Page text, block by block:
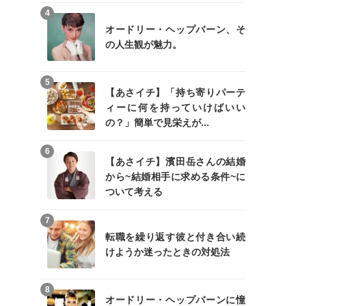
オードリー・ヘップバーン、そ
の人生観が魅力。
4
【あさイチ】「持ち寄りパーテ
ィーに何を持っていけばいい
の？」簡単で見栄えが...
5
【あさイチ】濱田岳さんの結婚
から~結婚相手に求める条件~に
ついて考える
6
転職を繰り返す彼と付き合い続
けようか迷ったときの対処法
7
オードリー・ヘップバーンに憧
8